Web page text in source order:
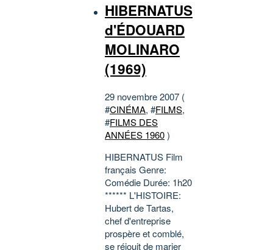
HIBERNATUS
d'ÉDOUARD
MOLINARO
(1969)
29 novembre 2007 (
#CINÉMA, #FILMS,
#FILMS DES
ANNÉES 1960)
HIBERNATUS Film
français Genre:
Comédie Durée: 1h20
****** L'HISTOIRE:
Hubert de Tartas,
chef d'entreprise
prospère et comblé,
se réjouit de marier